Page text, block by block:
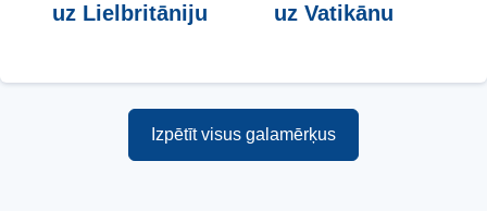
uz Lielbritāniju
uz Vatikānu
Izpētīt visus galamērķus